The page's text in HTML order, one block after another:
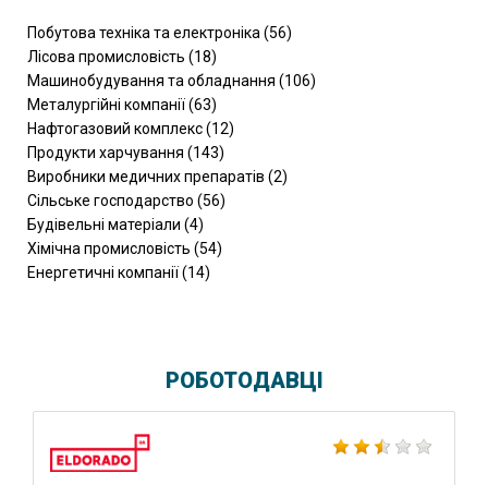
Побутова техніка та електроніка (56)
Лісова промисловість (18)
Машинобудування та обладнання (106)
Металургійні компанії (63)
Нафтогазовий комплекс (12)
Продукти харчування (143)
Виробники медичних препаратів (2)
Сільське господарство (56)
Будівельні матеріали (4)
Хімічна промисловість (54)
Енергетичні компанії (14)
РОБОТОДАВЦІ